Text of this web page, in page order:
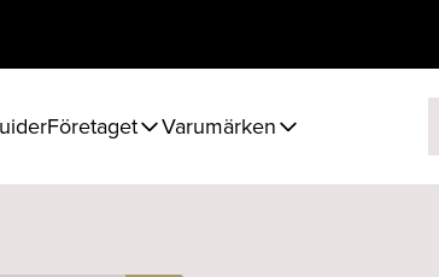
Företaget Varumärken